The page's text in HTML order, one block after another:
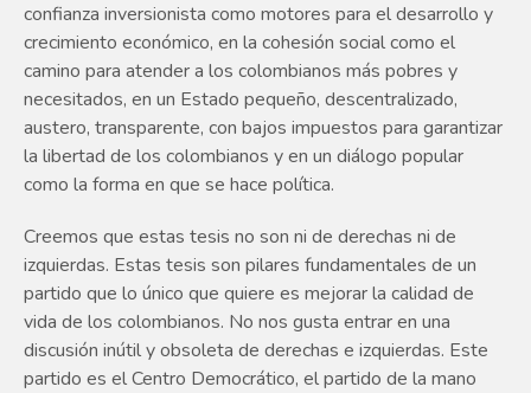
confianza inversionista como motores para el desarrollo y
crecimiento económico, en la cohesión social como el
camino para atender a los colombianos más pobres y
necesitados, en un Estado pequeño, descentralizado,
austero, transparente, con bajos impuestos para garantizar
la libertad de los colombianos y en un diálogo popular
como la forma en que se hace política.
Creemos que estas tesis no son ni de derechas ni de
izquierdas. Estas tesis son pilares fundamentales de un
partido que lo único que quiere es mejorar la calidad de
vida de los colombianos. No nos gusta entrar en una
discusión inútil y obsoleta de derechas e izquierdas. Este
partido es el Centro Democrático, el partido de la mano